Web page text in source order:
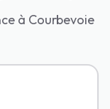
à Courbevoie